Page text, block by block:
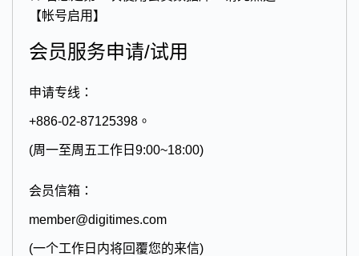
【帐号启用】
会员服务申请/试用
申请专线：
+886-02-87125398。
(周一至周五工作日9:00~18:00)
会员信箱：
member@digitimes.com
(一个工作日内将回覆您的来信)